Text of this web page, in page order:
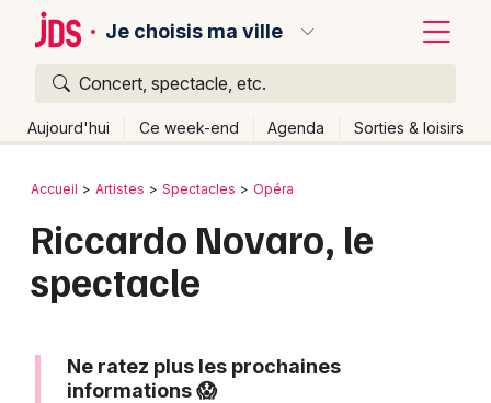
Je choisis ma ville
Concert, spectacle, etc.
Aujourd'hui Ce week-end Agenda Sorties & loisirs
Publier un événement
Activité & Expérience
Bordeaux
Colmar
Lyon
Retour
Accueil Artistes Spectacles Opéra
Riccardo Novaro, le
spectacle
Ne ratez plus les prochaines
informations 😱
Quoi ?
Où ?
Quand ?
Aujourd'hui
Demain